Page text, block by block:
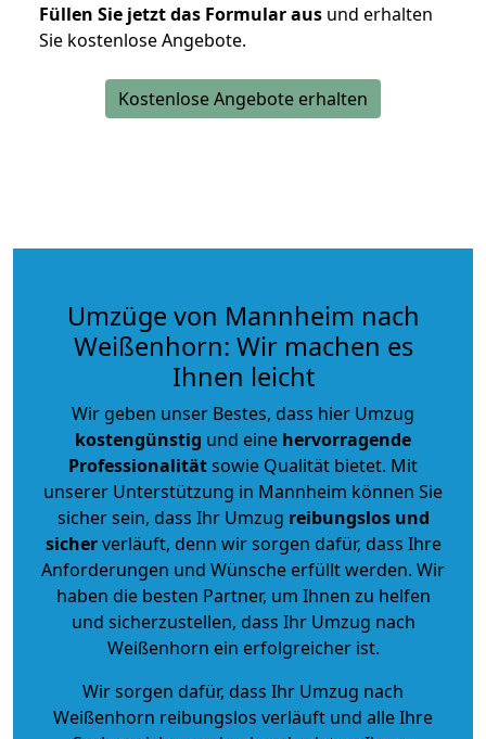
Füllen Sie jetzt das Formular aus und erhalten
Sie kostenlose Angebote.
Kostenlose Angebote erhalten
Umzüge von Mannheim nach
Weißenhorn: Wir machen es
Ihnen leicht
Wir geben unser Bestes, dass hier Umzug
kostengünstig und eine hervorragende
Professionalitätsowie Qualität bietet. Mit
unserer Unterstützung in Mannheim können Sie
sicher sein, dass Ihr Umzug reibungslos und
sicherverläuft, denn wir sorgen dafür, dass Ihre
Anforderungen und Wünsche erfüllt werden. Wir
haben die besten Partner, um Ihnen zu helfen
und sicherzustellen, dass Ihr Umzug nach
Weißenhorn ein erfolgreicher ist.
Wir sorgen dafür, dass Ihr Umzug nach
Weißenhorn reibungslos verläuft und alle Ihre